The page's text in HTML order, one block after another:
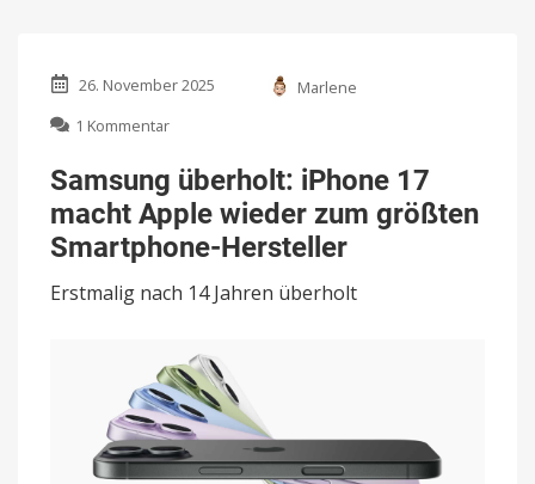
26. November 2025
Marlene
1 Kommentar
überholt:
iPhone
17
macht
Apple
wieder
zum
Smartphone-
Hersteller
Samsung überholt: iPhone 17
macht Apple wieder zum größten
Smartphone-Hersteller
Erstmalig nach 14 Jahren überholt